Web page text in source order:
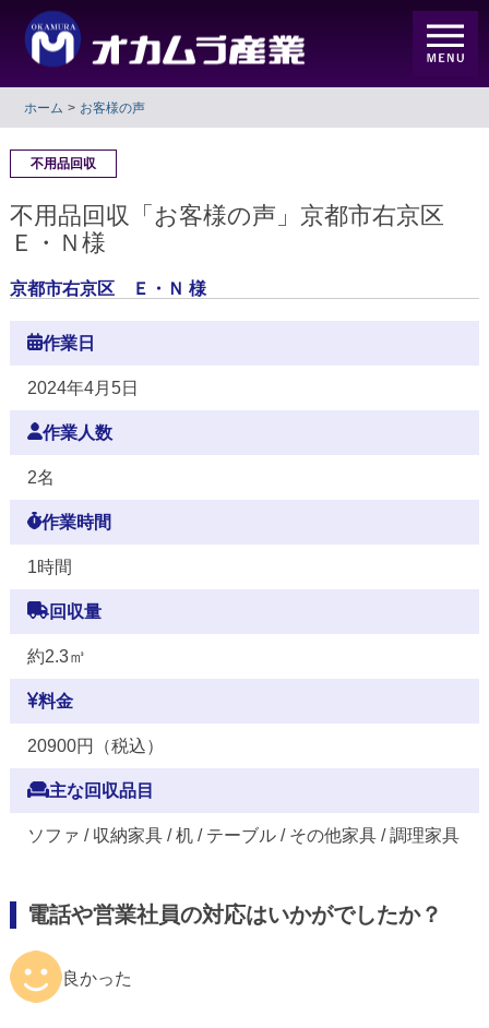
ホーム お客様の声
不用品回収
不用品回収「お客様の声」京都市右京区
Ｅ・Ｎ様
京都市右京区 Ｅ・Ｎ 様
作業日
2024年4月5日
作業人数
2名
作業時間
1時間
回収量
約2.3㎥
料金
20900円（税込）
主な回収品目
ソファ / 収納家具 / 机 / テーブル / その他家具 / 調理家具
電話や営業社員の対応はいかがでしたか？
良かった